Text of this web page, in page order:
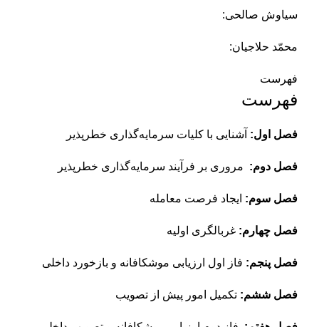
سیاوش صالحی:
محمّد حلاجیان:
فهرست
فهرست
فصل اول: آشنایی با کلیات سرمایه‌گذاری خطرپذیر
فصل دوم: مروری بر فرآیند سرمایه‌گذاری خطرپذیر
فصل سوم: ایجاد فرصت معامله
فصل چهارم: غربالگری اولیه
فصل پنجم: فاز اول ارزیابی موشکافانه و بازخورد داخلی
فصل ششم: تکمیل امور پیش از تصویب